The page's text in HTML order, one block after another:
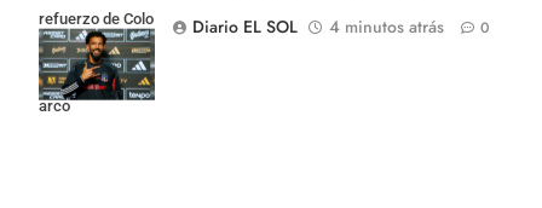
refuerzo de Colo
Colo y promete
dar pelea por el
arco
Diario EL SOL
4 minutos atrás 0